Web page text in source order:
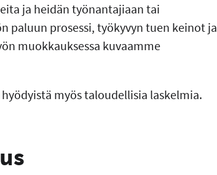
ja heidän työnantajiaan tai
paluun prosessi, työkyvyn tuen keinot ja
muokkauksessa kuvaamme
myös taloudellisia laskelmia.